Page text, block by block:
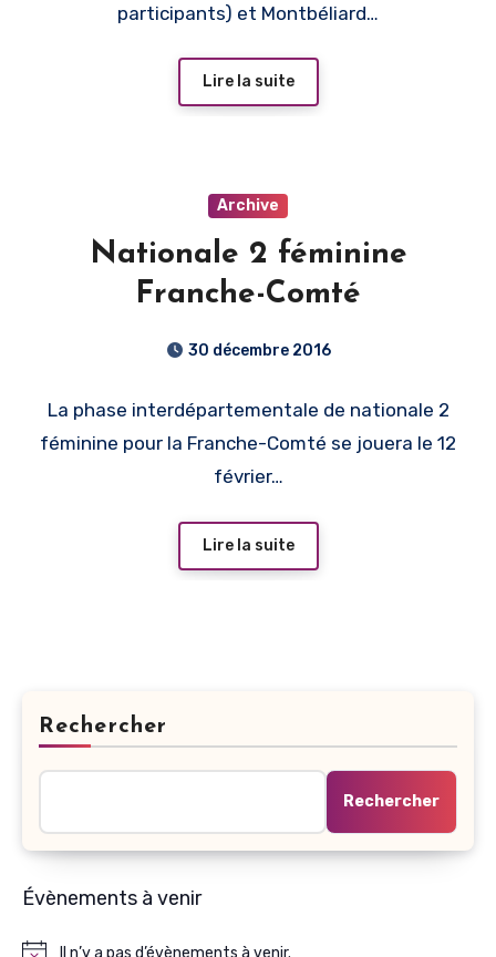
participants) et Montbéliard…
Lire la suite
Archive
Nationale 2 féminine
Franche-Comté
30 décembre 2016
La phase interdépartementale de nationale 2
féminine pour la Franche-Comté se jouera le 12
février…
Lire la suite
Rechercher
Rechercher
Évènements à venir